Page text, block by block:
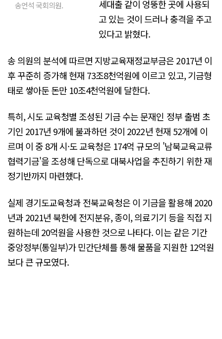
송언석 국회의원.
세대출 같이 엉뚱한 곳에 사용되
고 있는 것이 드러나 충격을 주고
있다고 밝혔다.
송 의원의 분석에 따르면 지방교육재정교부금은 2017년 이
후 꾸준히 증가해 현재 73조8천억원에 이르고 있고, 기금형
태로 쌓아둔 돈만 10조4천억원에 달한다.
특히, 시도 교육청별 조성된 기금 수는 문재인 정부 출범 초
기인 2017년 9개에 불과하던 것이 2022년 현재 52개에 이
르며 이 중 8개 시·도 교육청은 174억 규모의 '남북교육교류
협력기금'을 조성해 단독으로 대북사업을 추진하기 위한 재
정기반까지 마련했다.
실제 경기도교육청과 전북교육청은 이 기금을 활용해 2020
년과 2021년 북한에 전지분유, 종이, 의료기기 등을 직접 지
원하는데 20억원을 사용한 것으로 나타다. 이는 같은 기간
중앙정부(통일부)가 민간단체를 통해 물품을 지원한 12억원
보다 큰 규모였다.